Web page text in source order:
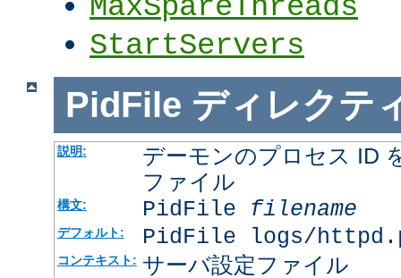
MaxSpareThreads
StartServers
PidFile ディレクテ
説明:
デーモンのプロセス ID
ファイル
構文: PidFile filename
デフォルト: PidFile logs/
コンテキスト: サーバ設定ファイル